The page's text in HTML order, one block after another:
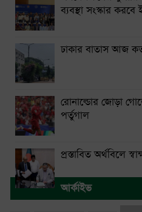
ব্যবস্থা সংস্কার করবে
ঢাকার বাতাস আজ
রোনাল্ডোর জোড়া
পর্তুগাল
প্রস্তাবিত অর্থবিলে
আর্কাইভ